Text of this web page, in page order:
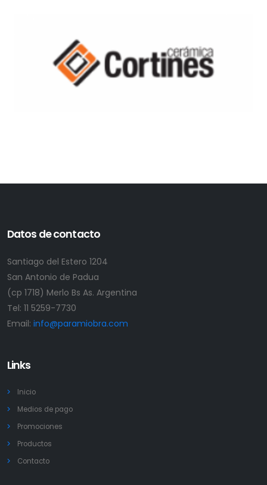
Datos de contacto
Santiago del Estero 1204
San Antonio de Padua
(cp 1718) Merlo Bs As. Argentina
Tel: 11 5259-7730
Email: info@paramiobra.com
Links
Inicio
Medios de pago
Promociones
Productos
Contacto